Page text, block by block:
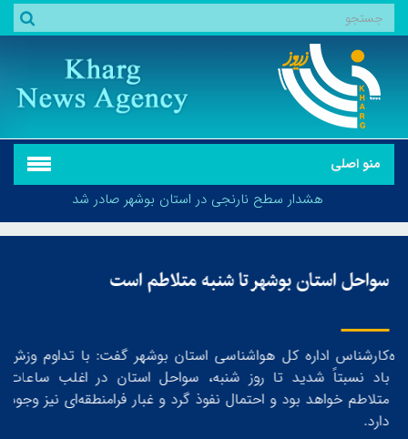
منو اصلی
هشدار سطح نارنجی در استان بوشهر صادر شد
سواحل استان بوشهر تا شنبه متلاطم است
کارشناس اداره کل هواشناسی استان بوشهر گفت: با تداوم وزش
باد نسبتاً شدید تا روز شنبه، سواحل استان در اغلب ساعات
متلاطم خواهد بود و احتمال نفوذ گرد و غبار فرامنطقه‌ای نیز وجود
دارد.